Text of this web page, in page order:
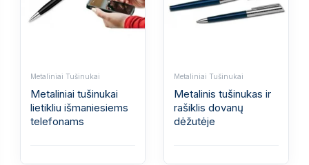
Metaliniai Tušinukai
Metaliniai tušinukai
lietikliu išmaniesiems
telefonams
Metaliniai Tušinukai
Metalinis tušinukas ir
rašiklis dovanų
dėžutėje